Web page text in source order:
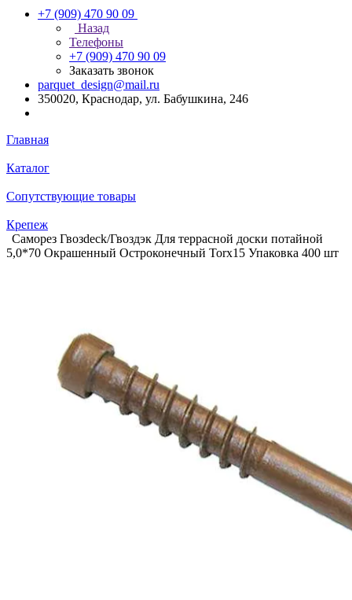
+7 (909) 470 90 09
Назад
Телефоны
+7 (909) 470 90 09
Заказать звонок
parquet_design@mail.ru
350020, Краснодар, ул. Бабушкина, 246
Главная
Каталог
Сопутствующие товары
Крепеж
Саморез Гвозdeck/Гвоздэк Для террасной доски потайной
5,0*70 Окрашенный Остроконечный Torx15 Упаковка 400 шт